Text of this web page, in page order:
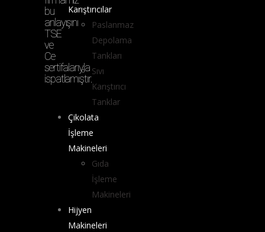
bu
anlayışını
TSE
ve
Ce
sertifalarıyla
ispatlamıştır.
Karıştırıcılar
Paslanmaz
Depolama
Tankları
Sıvı
Karıştırıcı
Tanklar
Çikolata
İşleme
Makineleri
Gıda
İşleme
Makineleri
Hijyen
Makineleri